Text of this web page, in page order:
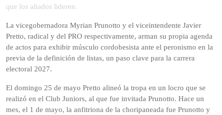
que los aliados lideren.
La vicegobernadora Myrian Prunotto y el viceintendente Javier
Pretto, radical y del PRO respectivamente, arman su propia agenda
de actos para exhibir músculo cordobesista ante el peronismo en la
previa de la definición de listas, un paso clave para la carrera
electoral 2027.
El domingo 25 de mayo Pretto alineó la tropa en un locro que se
realizó en el Club Juniors, al que fue invitada Prunotto. Hace un
mes, el 1 de mayo, la anfitriona de la choripaneada fue Prunotto y